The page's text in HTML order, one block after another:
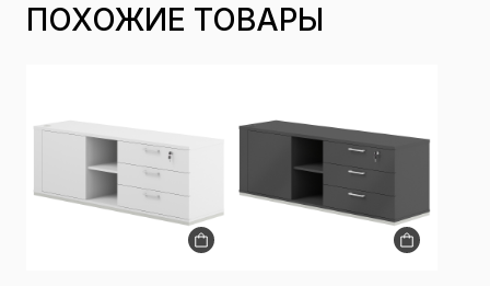
ПОХОЖИЕ ТОВАРЫ